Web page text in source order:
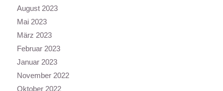
August 2023
Mai 2023
März 2023
Februar 2023
Januar 2023
November 2022
Oktober 2022